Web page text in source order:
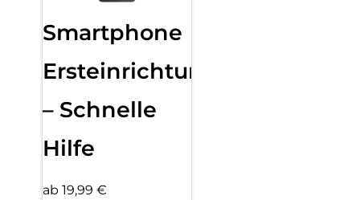
Smartphone
Ersteinrichtung
– Schnelle
Hilfe
ab 19,99 €